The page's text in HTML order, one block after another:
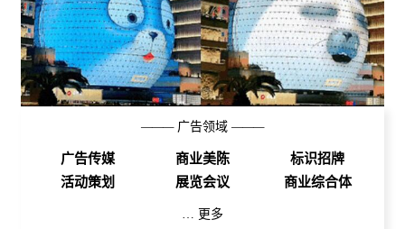
———广告领域 ———
广告传媒 商业美陈
标识招牌
活动策划
展览会议 商业综合体
… 更多